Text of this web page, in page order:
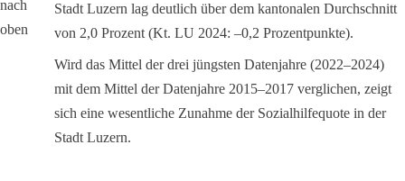
Stadt Luzern lag deutlich über dem kantonalen Durchschnitt
von 2,0 Prozent (Kt. LU 2024: –0,2 Prozentpunkte).
Wird das Mittel der drei jüngsten Datenjahre (2022–2024)
mit dem Mittel der Datenjahre 2015–2017 verglichen, zeigt
sich eine wesentliche Zunahme der Sozialhilfequote in der
Stadt Luzern.